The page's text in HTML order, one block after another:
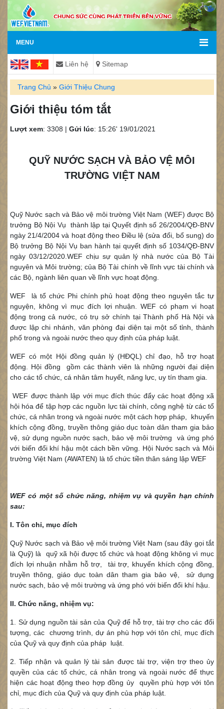
MENU
Liên hệ Sitemap
Trang Chủ » Giới Thiệu Chung
Giới thiệu tóm tắt
Lượt xem: 3308 | Gửi lúc: 15:26' 19/01/2021
QUỸ NƯỚC SẠCH VÀ BẢO VỆ MÔI
TRƯỜNG VIỆT NAM
Quỹ Nước sạch và Bảo vệ môi trường Việt Nam (WEF) được Bộ
trưởng Bộ Nội Vụ thành lập tại Quyết định số 26/2004/QĐ-BNV
ngày 21/4/2004 và hoạt động theo Điều lệ (sửa đổi, bổ sung) do
Bộ trưởng Bộ Nội Vụ ban hành tại quyết định số 1034/QĐ-BNV
ngày 03/12/2020.WEF chịu sự quản lý nhà nước của Bộ Tài
nguyên và Môi trường; của Bộ Tài chính về lĩnh vực tài chính và
các Bộ, ngành liên quan về lĩnh vực hoạt động.
WEF là tổ chức Phi chính phủ hoạt động theo nguyên tắc tự
nguyện, không vì mục đích lợi nhuận. WEF có phạm vi hoạt
động trong cả nước, có trụ sở chính tại Thành phố Hà Nội và
được lập chi nhánh, văn phòng đại diện tại một số tỉnh, thành
phố trong và ngoài nước theo quy định của pháp luật.
WEF có một Hội đồng quản lý (HĐQL) chỉ đạo, hỗ trợ hoạt
động. Hội đồng gồm các thành viên là những người đại diện
cho các tổ chức, cá nhân tâm huyết, năng lực, uy tín tham gia.
WEF được thành lập với mục đích thúc đẩy các hoạt động xã
hội hóa để tập hợp các nguồn lực tài chính, công nghệ từ các tổ
chức, cá nhân trong và ngoài nước một cách hợp pháp, khuyến
khích cộng đồng, truyền thông giáo dục toàn dân tham gia bảo
vệ, sử dụng nguồn nước sạch, bảo vệ môi trường và ứng phó
với biến đổi khí hậu một cách bền vững.
Hội Nước sạch và Môi
trường Việt Nam (AWATEN) là tổ chức tiền thân sáng lập WEF
WEF có một số chức năng, nhiệm vụ và quyền hạn chính
sau:
I. Tôn chỉ, mục đích
Quỹ Nước sạch và Bảo vệ môi trường Việt Nam (sau đây gọi tắt
là Quỹ) là quỹ xã hội được tổ chức và hoạt động không vì mục
đích lợi nhuận nhằm hỗ trợ, tài trợ, khuyến khích cộng đồng,
truyền thông, giáo dục toàn dân tham gia bảo vệ, sử dụng
nước sạch, bảo vệ môi trường và ứng phó với biến đổi khí hậu.
II. Chức năng, nhiệm vụ:
1. Sử dụng nguồn tài sản của Quỹ để hỗ trợ, tài trợ cho các đối
tượng, các chương trình, dự án phù hợp với tôn chỉ, mục đích
của Quỹ và quy định của pháp luật.
2. Tiếp nhận và quản lý tài sản được tài trợ, viện trợ theo ủy
quyền của các tổ chức, cá nhân trong và ngoài nước để thực
hiện các hoạt động theo hợp đồng ủy quyền phù hợp với tôn
chỉ, mục đích của Quỹ và quy định của pháp luật.